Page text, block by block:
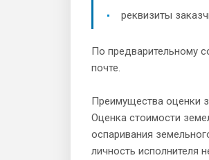
реквизиты
По предварительному
почте.
Преимущества оценки
Оценка стоимости
оспаривания
личность исполнителя